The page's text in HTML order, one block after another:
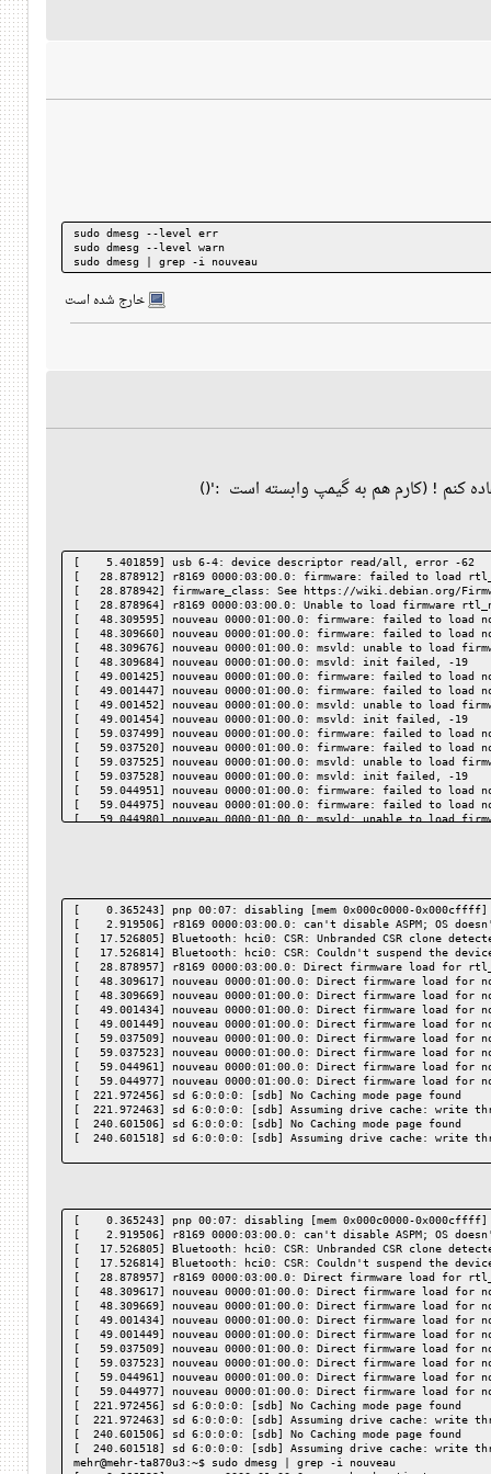
sudo dmesg --level err
sudo dmesg --level warn
sudo dmesg | grep -i nouveau
خارج شده است
کنم ! (کارم هم به گیمپ وابسته است :'()
[    5.401859] usb 6-4: device descriptor read/all, error -62
[   28.878912] r8169 0000:03:00.0: firmware: failed to load
[   28.878942] firmware_class: See https://wiki.debian.org/
[   28.878964] r8169 0000:03:00.0: Unable to load firmware
[   48.309595] nouveau 0000:01:00.0: firmware: failed to load
[   48.309660] nouveau 0000:01:00.0: firmware: failed to load
[   48.309676] nouveau 0000:01:00.0: msvld: unable to load
[   48.309684] nouveau 0000:01:00.0: msvld: init failed, -19
[   49.001425] nouveau 0000:01:00.0: firmware: failed to load
[   49.001447] nouveau 0000:01:00.0: firmware: failed to load
[   49.001452] nouveau 0000:01:00.0: msvld: unable to load
[   49.001454] nouveau 0000:01:00.0: msvld: init failed, -19
[   59.037499] nouveau 0000:01:00.0: firmware: failed to load
[   59.037520] nouveau 0000:01:00.0: firmware: failed to load
[   59.037525] nouveau 0000:01:00.0: msvld: unable to load
[   59.037528] nouveau 0000:01:00.0: msvld: init failed, -19
[   59.044951] nouveau 0000:01:00.0: firmware: failed to load
[   59.044975] nouveau 0000:01:00.0: firmware: failed to load
[   59.044980] nouveau 0000:01:00.0: msvld: unable to load
[  222.968739] Buffer I/O error on dev sdb2, logical block 129,
[  222.968748] Buffer I/O error on dev sdb2, logical block 130,
[  222.968755] Buffer I/O error on dev sdb2, logical block 131,
[  222.969673] Buffer I/O error on dev sdb1, logical block 128,
[  484.470647] INFO: task kworker/0:3:127 blocked for more than
[  484.470658]       Not tainted 5.18.0-3-amd64 #1 Debian
[  484.470660] "echo 0 > /proc/sys/kernel/
[  484.470787] INFO: task kworker/u12:5:146 blocked for more
[  484.470790]       Not tainted 5.18.0-3-amd64 #1 Debian
[  484.470792] "echo 0 > /proc/sys/kernel/
[  484.470974] INFO: task usb-storage:1959 blocked for more than
[  484.470976]       Not tainted 5.18.0-3-amd64 #1 Debian
[  484.470978] "echo 0 > /proc/sys/kernel/
[  484.471115] INFO: task gpartedbin:2043 blocked for more than
[  484.471117]       Not tainted 5.18.0-3-amd64 #1 Debian
[  484.471118] "echo 0 > /proc/sys/kernel/
[  484.471221] INFO: task systemd-udevd:2152 blocked for more
[  484.471223]       Not tainted 5.18.0-3-amd64 #1 Debian
[  484.471224] "echo 0 > /proc/sys/kernel/
[  605.307471] INFO: task kworker/u12:5:146 blocked for more
[  605.307473]       Not tainted 5.18.0-3-amd64 #1 Debian
[  605.307475] "echo 0 > /proc/sys/kernel/
[  605.307652] INFO: task scsi_eh_6:1955 blocked for more than
[  605.307654]       Not tainted 5.18.0-3-amd64 #1 Debian
[  605.307655] "echo 0 > /proc/sys/kernel/
[  605.307761] INFO: task usb-storage:1959 blocked for more
[  605.307762]       Not tainted 5.18.0-3-amd64 #1 Debian
[  605.307764] "echo 0 > /proc/sys/kernel/
[  605.307891] INFO: task gpartedbin:2043 blocked for more than
[  605.307893]       Not tainted 5.18.0-3-amd64 #1 Debian
[  605.307895] "echo 0 > /proc/sys/kernel/
[    0.365243] pnp 00:07: disabling [mem 0x000c0000-
[    2.919506] r8169 0000:03:00.0: can't disable ASPM; OS
[   17.526805] Bluetooth: hci0: CSR: Unbranded CSR clone
[   17.526814] Bluetooth: hci0: CSR: Couldn't suspend the
[   28.878957] r8169 0000:03:00.0: Direct firmware load for
[   48.309617] nouveau 0000:01:00.0: Direct firmware load for
[   48.309669] nouveau 0000:01:00.0: Direct firmware load for
[   49.001434] nouveau 0000:01:00.0: Direct firmware load for
[   49.001449] nouveau 0000:01:00.0: Direct firmware load for
[   59.037509] nouveau 0000:01:00.0: Direct firmware load for
[   59.037523] nouveau 0000:01:00.0: Direct firmware load for
[   59.044961] nouveau 0000:01:00.0: Direct firmware load for
[   59.044977] nouveau 0000:01:00.0: Direct firmware load for
[  221.972456] sd 6:0:0:0: [sdb] No Caching mode page found
[  221.972463] sd 6:0:0:0: [sdb] Assuming drive cache: write
[  240.601506] sd 6:0:0:0: [sdb] No Caching mode page found
[  240.601518] sd 6:0:0:0: [sdb] Assuming drive cache: write
[    0.365243] pnp 00:07: disabling [mem 0x000c0000-
[    2.919506] r8169 0000:03:00.0: can't disable ASPM; OS
[   17.526805] Bluetooth: hci0: CSR: Unbranded CSR clone
[   17.526814] Bluetooth: hci0: CSR: Couldn't suspend the
[   28.878957] r8169 0000:03:00.0: Direct firmware load for
[   48.309617] nouveau 0000:01:00.0: Direct firmware load for
[   48.309669] nouveau 0000:01:00.0: Direct firmware load for
[   49.001434] nouveau 0000:01:00.0: Direct firmware load for
[   49.001449] nouveau 0000:01:00.0: Direct firmware load for
[   59.037509] nouveau 0000:01:00.0: Direct firmware load for
[   59.037523] nouveau 0000:01:00.0: Direct firmware load for
[   59.044961] nouveau 0000:01:00.0: Direct firmware load for
[   59.044977] nouveau 0000:01:00.0: Direct firmware load for
[  221.972456] sd 6:0:0:0: [sdb] No Caching mode page found
[  221.972463] sd 6:0:0:0: [sdb] Assuming drive cache: write
[  240.601506] sd 6:0:0:0: [sdb] No Caching mode page found
[  240.601518] sd 6:0:0:0: [sdb] Assuming drive cache: write
mehr@mehr-ta870u3:~$ sudo dmesg | grep -i nouveau